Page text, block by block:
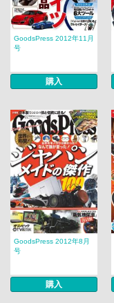
GoodsPress 2012年11月
号
購入
GoodsPress 2012年8月
号
購入